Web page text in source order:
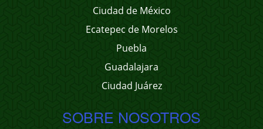
Ciudad de México
Ecatepec de Morelos
Puebla
Guadalajara
Ciudad Juárez
SOBRE NOSOTROS